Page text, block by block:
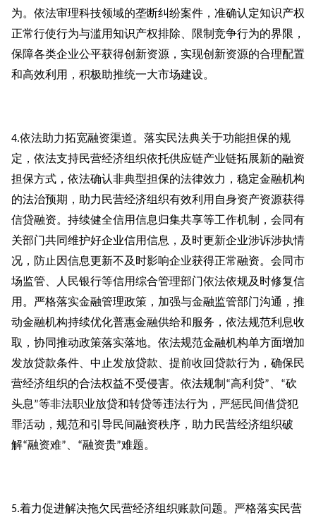
为。依法审理科技领域的垄断纠纷案件，准确认定知识产权
正常行使行为与滥用知识产权排除、限制竞争行为的界限，
保障各类企业公平获得创新资源，实现创新资源的合理配置
和高效利用，积极助推统一大市场建设。
4.依法助力拓宽融资渠道。落实民法典关于功能担保的规
定，依法支持民营经济组织依托供应链产业链拓展新的融资
担保方式，依法确认非典型担保的法律效力，稳定金融机构
的法治预期，助力民营经济组织有效利用自身资产资源获得
信贷融资。持续健全信用信息归集共享等工作机制，会同有
关部门共同维护好企业信用信息，及时更新企业涉诉涉执情
况，防止因信息更新不及时影响企业获得正常融资。会同市
场监管、人民银行等信用综合管理部门依法依规及时修复信
用。严格落实金融管理政策，加强与金融监管部门沟通，推
动金融机构持续优化普惠金融供给和服务，依法规范利息收
取，协同推动政策落实落地。依法规范金融机构单方面增加
发放贷款条件、中止发放贷款、提前收回贷款行为，确保民
营经济组织的合法权益不受侵害。依法规制 “高利贷”、 “砍
头息”等非法职业放贷和转贷等违法行为，严惩民间借贷犯
罪活动，规范和引导民间融资秩序，助力民营经济组织破
解“融资难”、 “融资贵”难题。
5.着力促进解决拖欠民营经济组织账款问题。严格落实民营